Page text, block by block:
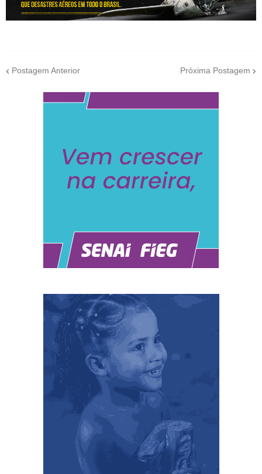
Postagem Anterior Próxima Postagem